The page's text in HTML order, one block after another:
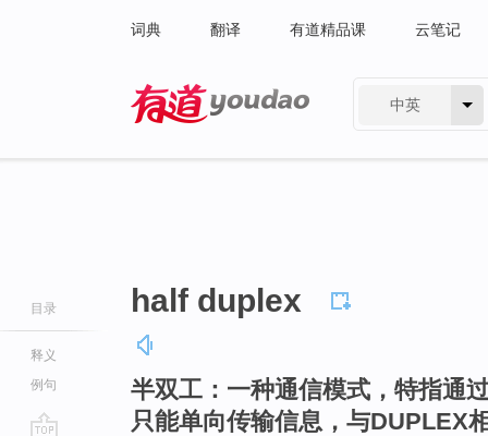
词典 翻译 有道精品课 云笔记
中英
目录
释义
例句
half duplex
半双工：一种通信模式，特指通
只能单向传输信息，与DUPLEX